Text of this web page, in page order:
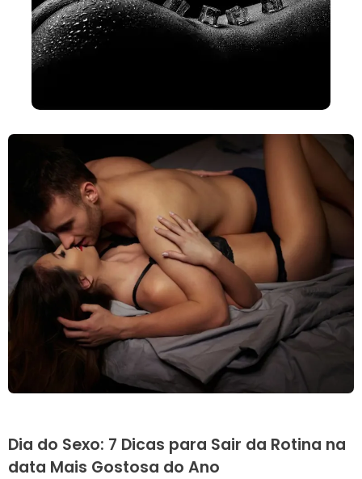
Dia do Sexo: 7 Dicas para Sair da Rotina na
data Mais Gostosa do Ano